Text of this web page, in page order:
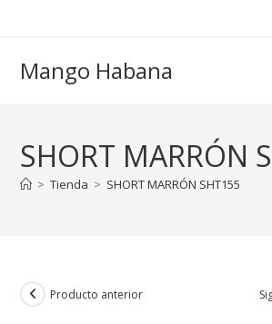
Mango Habana
SHORT MARRÓN
> Tienda > SHORT MARRÓN SHT155
Producto anterior